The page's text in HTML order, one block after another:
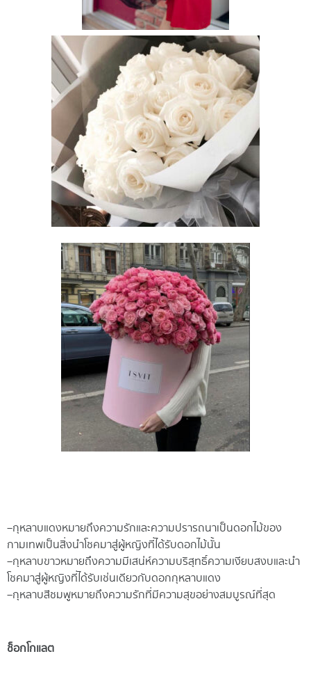
– กุหลาบแดง หมายถึง ความรักและความปรารถนา เป็นดอกไม้ของ
กามเทพ เป็นสิ่งนำโชคมาสู่ผู้หญิงที่ได้รับดอกไม้นั้น
– กุหลาบขาว หมายถึง ความมีเสน่ห์ ความบริสุทธิ์ ความเงียบสงบและนำ
โชคมาสู่ผู้หญิงที่ได้รับเช่นเดียวกับดอกกุหลาบแดง
– กุหลาบสีชมพู หมายถึง ความรักที่มีความสุขอย่างสมบูรณ์ที่สุด
ช็อกโกแลต